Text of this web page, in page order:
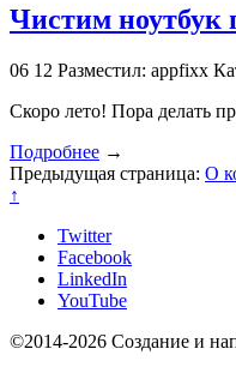
Чистим ноутбук
06 12 Разместил: appfixx
Скоро лето! Пора делать
Подробнее →
Предыдущая страница: О
↑
Twitter
Facebook
LinkedIn
YouTube
©2014-2026 Создание и